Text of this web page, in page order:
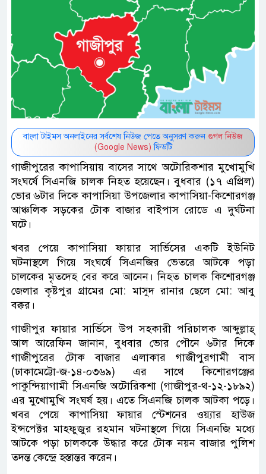
বাংলা টাইমস অনলাইনের সর্বশেষ নিউজ পেতে অনুসরণ করুন গুগল নিউজ
(Google News) ফিডটি
গাজীপুরের কাপাসিয়ায় বাসের সাথে অটোরিকশার মুখোমুখি
সংঘর্ষে সিএনজি চালক নিহত হয়েছেন। বুধবার (১৭ এপ্রিল)
ভোর ৬টার দিকে কাপাসিয়া উপজেলার কাপাসিয়া-কিশোরগঞ্জ
আঞ্চলিক সড়কের টোক বাজার বাইপাস রোডে এ দুর্ঘটনা
ঘটে।
খবর পেয়ে কাপাসিয়া ফায়ার সার্ভিসের একটি ইউনিট
ঘটনাস্থলে গিয়ে সংঘর্ষে সিএনজির ভেতরে আটকে পড়া
চালকের মৃতদেহ বের করে আনেন। নিহত চালক কিশোরগঞ্জ
জেলার কৃষ্টপুর গ্রামের মো: মাসুদ রানার ছেলে মো: আবু
বক্কর।
গাজীপুর ফায়ার সার্ভিসে উপ সহকারী পরিচালক আব্দুল্লাহ্
আল আরেফিন জানান, বুধবার ভোর পৌনে ৬টার দিকে
গাজীপুরের টোক বাজার এলাকার গাজীপুরগামী বাস
(ঢাকামেট্টো-জ-১৪-০৩৬৯) এর সাথে কিশোরগঞ্জের
পাকুন্দিয়াগামী সিএনজি অটোরিকশা (গাজীপুর-থ-১২-১৮৯২)
এর মুখোমুখি সংঘর্ষ হয়। এতে সিএনজি চালক আটকা পড়ে।
খবর পেয়ে কাপাসিয়া ফায়ার স্টেশনের ওয়্যার হাউজ
ইন্সপেক্টর মাহফুজুর রহমান ঘটনাস্থলে গিয়ে সিএনজি মধ্যে
আটকে পড়া চালককে উদ্ধার করে টোক নয়ন বাজার পুলিশ
তদন্ত কেন্দ্রে হস্তান্তর করেন।